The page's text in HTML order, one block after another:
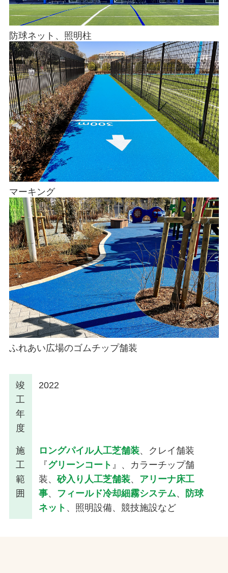
防球ネット、照明柱
マーキング
ふれあい広場のゴムチップ舗装
竣
工
年
度
2022
施
工
範
囲
ロングパイル人工芝舗装、クレイ舗装
『グリーンコート 』、カラーチップ舗
装、砂入り人工芝舗装、 アリーナ床工
事、 フィールド冷却細霧システム、
防球
ネット 、照明設備、競技施設など